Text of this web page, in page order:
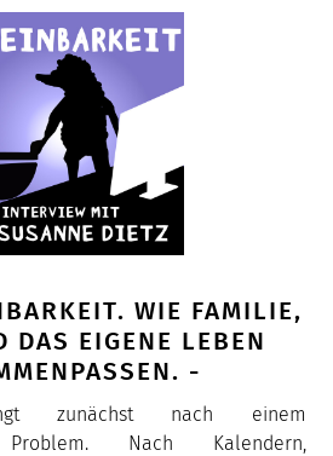
WIE FAMILIE,
DAS EIGENE LEBEN
-
zunächst nach einem
Problem. Nach Kalendern,